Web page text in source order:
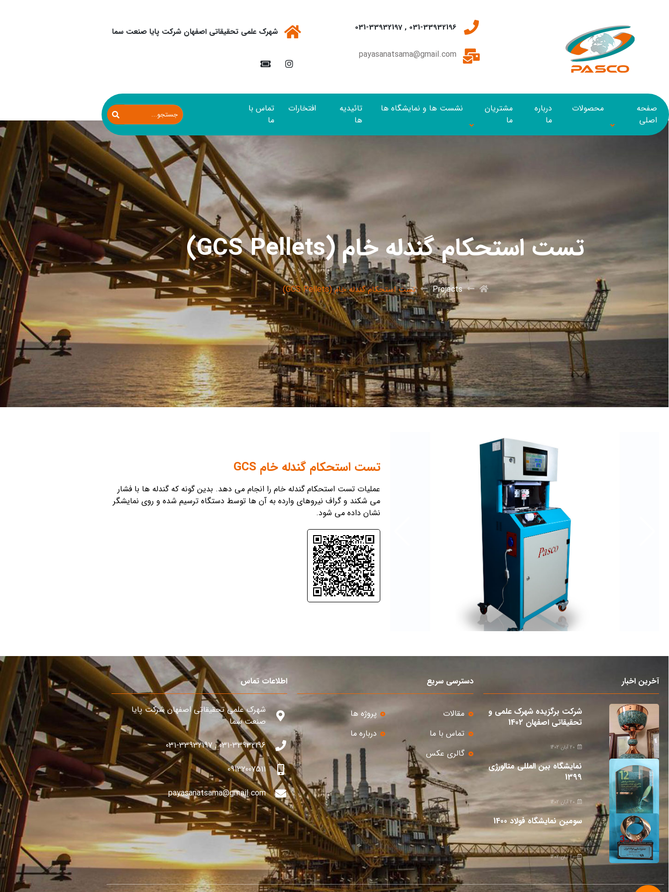
031-33932196 , 031-33932197
payasanatsama@gmail.com
شهرک علمی تحقیقاتی اصفهان شرکت پایا صنعت سما
صفحه
اصلی
محصولات
درباره
ما
مشتریان
ما
نشست ها و نمایشگاه ها
تائیدیه
ها
افتخارات
تماس با
ما
تست استحکام گندله خام (GCS Pellets)
Projects تست استحکام گندله خام (GCS Pellets)
تست استحکام گندله خام GCS
عملیات تست استحکام گندله خام را انجام می دهد. بدین گونه که گندله ها با فشار
می شکند و گراف نیروهای وارده به آن ها توسط دستگاه ترسیم شده و روی نمایشگر
نشان داده می شود.
آخرین اخبار
شرکت برگزیده شهرک علمی و
تحقیقاتی اصفهان 1402
20 آبان 1402
نمایشگاه بین المللی متالورژی
1399
20 آبان 1402
سومین نمایشگاه فولاد 1400
20 آبان 1402
دسترسی سریع
مقالات
پروژه ها
تماس با ما
درباره ما
گالری عکس
اطلاعات تماس
شهرک علمی تحقیقاتی اصفهان شرکت پایا
صنعت سما
031-33932196 , 031-33932197
09132007511
payasanatsama@gmail.com